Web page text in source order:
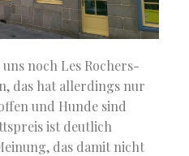
noch Les Rochers-
das hat allerdings nur
und Hunde sind
ist deutlich
das damit nicht